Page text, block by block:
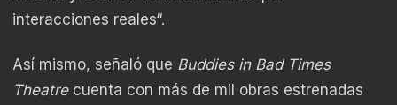
interacciones reales“.
Así mismo, señaló que Buddies in Bad Times
Theatrecuenta con más de mil obras estrenadas